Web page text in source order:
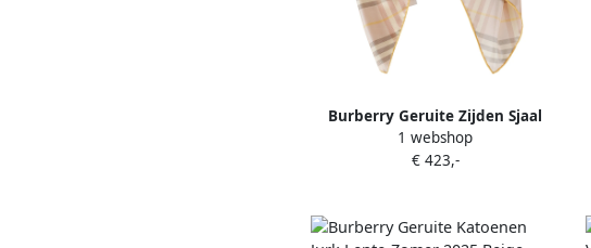
Burberry Geruite Zijden Sjaal
Beige Dames
1 webshop
€ 423,-